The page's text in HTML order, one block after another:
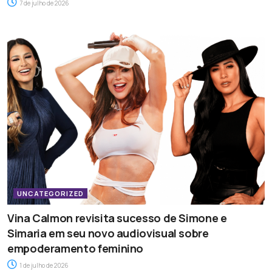
7 de julho de 2026
UNCATEGORIZED
Vina Calmon revisita sucesso de Simone e
Simaria em seu novo audiovisual sobre
empoderamento feminino
1 de julho de 2026